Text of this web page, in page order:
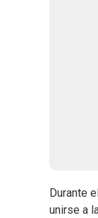
Durante
unirse a